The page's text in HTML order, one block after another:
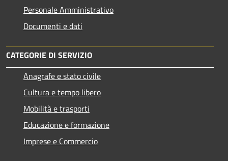
Personale Amministrativo
Documenti e dati
CATEGORIE DI SERVIZIO
Anagrafe e stato civile
Cultura e tempo libero
Mobilità e trasporti
Educazione e formazione
Imprese e Commercio